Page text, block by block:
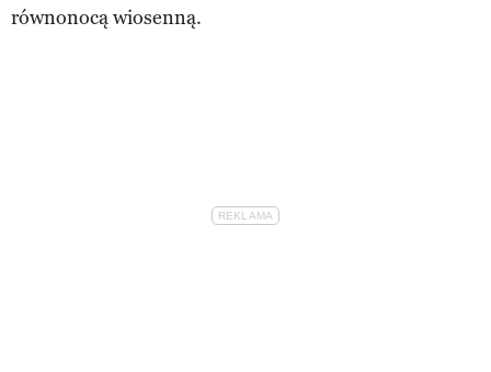
równonocą wiosenną.